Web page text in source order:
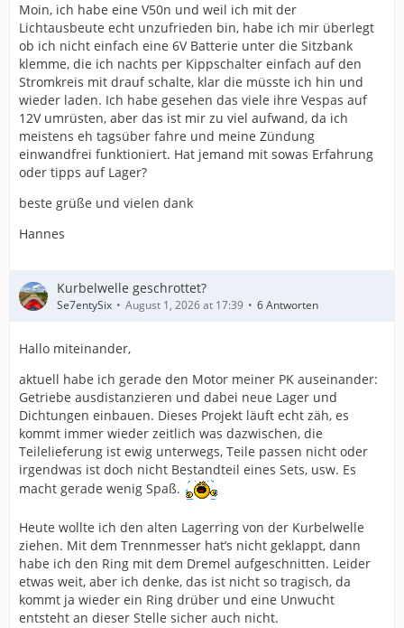
Moin, ich habe eine V50n und weil ich mit der
Lichtausbeute echt unzufrieden bin, habe ich mir überlegt
ob ich nicht einfach eine 6V Batterie unter die Sitzbank
klemme, die ich nachts per Kippschalter einfach auf den
Stromkreis mit drauf schalte, klar die müsste ich hin und
wieder laden. Ich habe gesehen das viele ihre Vespas auf
12V umrüsten, aber das ist mir zu viel aufwand, da ich
meistens eh tagsüber fahre und meine Zündung
einwandfrei funktioniert. Hat jemand mit sowas Erfahrung
oder tipps auf Lager?
beste grüße und vielen dank
Hannes
Kurbelwelle geschrottet?
Se7entySix August 1, 2026 at 17:39 6 Antworten
Hallo miteinander,
aktuell habe ich gerade den Motor meiner PK auseinander:
Getriebe ausdistanzieren und dabei neue Lager und
Dichtungen einbauen. Dieses Projekt läuft echt zäh, es
kommt immer wieder zeitlich was dazwischen, die
Teilelieferung ist ewig unterwegs, Teile passen nicht oder
irgendwas ist doch nicht Bestandteil eines Sets, usw. Es
macht gerade wenig Spaß.
Heute wollte ich den alten Lagerring von der Kurbelwelle
ziehen. Mit dem Trennmesser hat’s nicht geklappt, dann
habe ich den Ring mit dem Dremel aufgeschnitten. Leider
etwas weit, aber ich denke, das ist nicht so tragisch, da
kommt ja wieder ein Ring drüber und eine Unwucht
entsteht an dieser Stelle sicher auch nicht.